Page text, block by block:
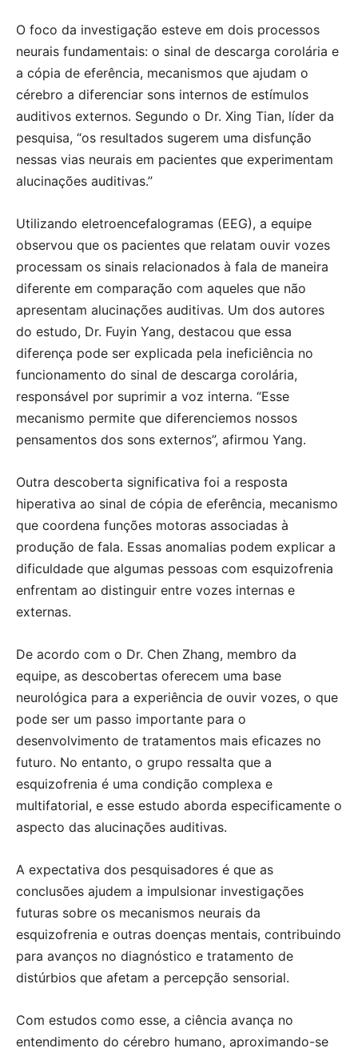
O foco da investigação esteve em dois processos
neurais fundamentais: o sinal de descarga corolária e
a cópia de eferência, mecanismos que ajudam o
cérebro a diferenciar sons internos de estímulos
auditivos externos. Segundo o Dr. Xing Tian, líder da
pesquisa, “os resultados sugerem uma disfunção
nessas vias neurais em pacientes que experimentam
alucinações auditivas.”
Utilizando eletroencefalogramas (EEG), a equipe
observou que os pacientes que relatam ouvir vozes
processam os sinais relacionados à fala de maneira
diferente em comparação com aqueles que não
apresentam alucinações auditivas. Um dos autores
do estudo, Dr. Fuyin Yang, destacou que essa
diferença pode ser explicada pela ineficiência no
funcionamento do sinal de descarga corolária,
responsável por suprimir a voz interna. “Esse
mecanismo permite que diferenciemos nossos
pensamentos dos sons externos”, afirmou Yang.
Outra descoberta significativa foi a resposta
hiperativa ao sinal de cópia de eferência, mecanismo
que coordena funções motoras associadas à
produção de fala. Essas anomalias podem explicar a
dificuldade que algumas pessoas com esquizofrenia
enfrentam ao distinguir entre vozes internas e
externas.
De acordo com o Dr. Chen Zhang, membro da
equipe, as descobertas oferecem uma base
neurológica para a experiência de ouvir vozes, o que
pode ser um passo importante para o
desenvolvimento de tratamentos mais eficazes no
futuro. No entanto, o grupo ressalta que a
esquizofrenia é uma condição complexa e
multifatorial, e esse estudo aborda especificamente o
aspecto das alucinações auditivas.
A expectativa dos pesquisadores é que as
conclusões ajudem a impulsionar investigações
futuras sobre os mecanismos neurais da
esquizofrenia e outras doenças mentais, contribuindo
para avanços no diagnóstico e tratamento de
distúrbios que afetam a percepção sensorial.
Com estudos como esse, a ciência avança no
entendimento do cérebro humano, aproximando-se